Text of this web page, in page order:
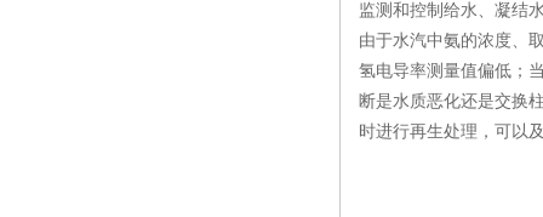
监测和控制给水、凝结
由于水汽中氨的浓度、
氢电导率测量值偏低；
断是水质恶化还是交换
时进行再生处理，可以